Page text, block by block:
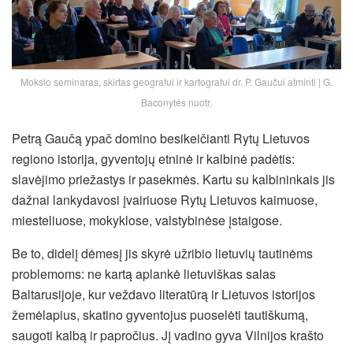
Mokslo seminaras, skirtas geografui ir kartografui dr. P. Gaučui atminti | G.
Baconytės nuotr.
Petrą Gaučą ypač domino besikeičianti Rytų Lietuvos
regiono istorija, gyventojų etninė ir kalbinė padėtis:
slavėjimo priežastys ir pasekmės. Kartu su kalbininkais jis
dažnai lankydavosi įvairiuose Rytų Lietuvos kaimuose,
miesteliuose, mokyklose, valstybinėse įstaigose.
Be to, didelį dėmesį jis skyrė užribio lietuvių tautinėms
problemoms: ne kartą aplankė lietuviškas salas
Baltarusijoje, kur veždavo literatūrą ir Lietuvos istorijos
žemėlapius, skatino gyventojus puoselėti tautiškumą,
saugoti kalbą ir papročius. Jį vadino gyva Vilnijos krašto